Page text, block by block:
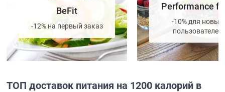
BeFit
-12% на первый заказ
Performance
-10% для новых
пользователей
ТОП доставок питания на 1200 калорий в